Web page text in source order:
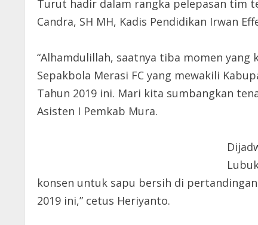
Turut hadir dalam rangka pelepasan tim
Candra, SH MH, Kadis Pendidikan Irwan
“Alhamdulillah, saatnya tiba momen
Sepakbola Merasi FC yang mewakili
Tahun 2019 ini. Mari kita sumbangkan
Asisten I Pemkab Mura.
konsen untuk sapu bersih di
2019 ini,” cetus Heriyanto.